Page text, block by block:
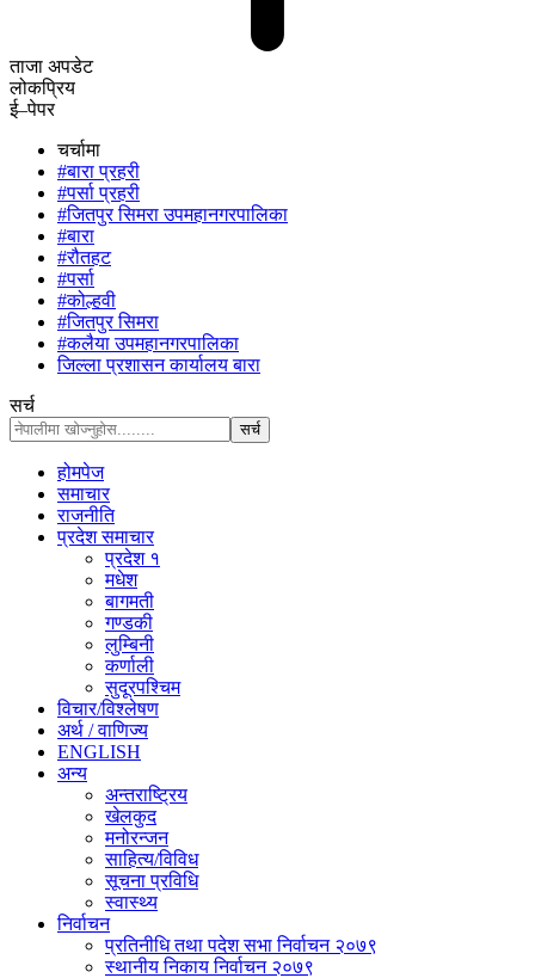
ताजा अपडेट
लोकप्रिय
ई–पेपर
चर्चामा
#बारा प्रहरी
#पर्सा प्रहरी
#जितपुर सिमरा उपमहानगरपालिका
#बारा
#रौतहट
#पर्सा
#कोल्हवी
#जितपुर सिमरा
#कलैया उपमहानगरपालिका
जिल्ला प्रशासन कार्यालय बारा
सर्च
होमपेज
समाचार
राजनीति
प्रदेश समाचार
प्रदेश १
मधेश
बागमती
गण्डकी
लुम्बिनी
कर्णाली
सुदूरपश्चिम
विचार/विश्‍लेषण
अर्थ / वाणिज्य
ENGLISH
अन्य
अन्तराष्ट्रिय
खेलकुद
मनोरन्जन
साहित्य/विविध
सूचना प्रविधि
स्वास्थ्य
निर्वाचन
प्रतिनीधि तथा पदेश सभा निर्वाचन २०७९
स्थानीय निकाय निर्वाचन २०७९